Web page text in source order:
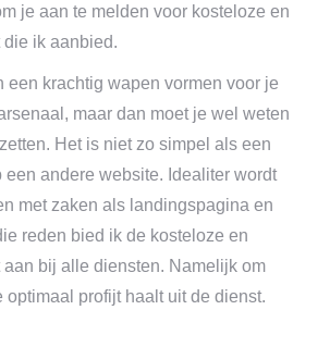
je aan te melden voor kosteloze en
ik aanbied.
een krachtig wapen vormen voor je
maar dan moet je wel weten
Het is niet zo simpel als een
een andere website. Idealiter wordt
met zaken als landingspagina en
reden bied ik de kosteloze en
bij alle diensten. Namelijk om
optimaal profijt haalt uit de dienst.